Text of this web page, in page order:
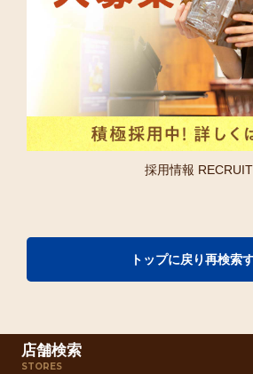
採用情報 RECRUIT
トップに戻り再検索
店舗検索
STORES